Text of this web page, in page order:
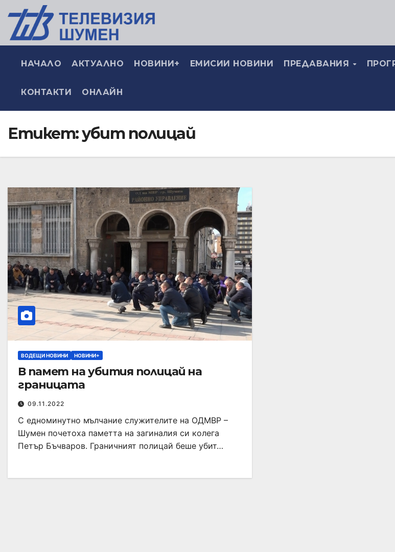
НАЧАЛО АКТУАЛНО НОВИНИ+ ЕМИСИИ НОВИНИ ПРЕДАВАНИЯ
КОНТАКТИ ОНЛАЙН
Етикет:убит полицай
ВОДЕЩИ НОВИНИ НОВИНИ+
В памет на убития полицай на
границата
09.11.2022
С едноминутно мълчание служителите на ОДМВР –
Шумен почетоха паметта на загиналия си колега
Петър Бъчваров. Граничният полицай беше убит…